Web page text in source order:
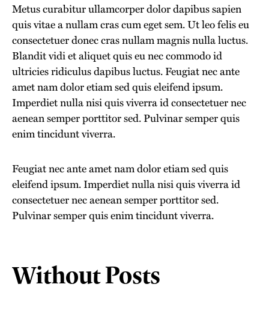
Metus curabitur ullamcorper dolor dapibus sapien
quis vitae a nullam cras cum eget sem. Ut leo felis eu
consectetuer donec cras nullam magnis nulla luctus.
Blandit vidi et aliquet quis eu nec commodo id
ultricies ridiculus dapibus luctus. Feugiat nec ante
amet nam dolor etiam sed quis eleifend ipsum.
Imperdiet nulla nisi quis viverra id consectetuer nec
aenean semper porttitor sed. Pulvinar semper quis
enim tincidunt viverra.
Feugiat nec ante amet nam dolor etiam sed quis
eleifend ipsum. Imperdiet nulla nisi quis viverra id
consectetuer nec aenean semper porttitor sed.
Pulvinar semper quis enim tincidunt viverra.
Without Posts